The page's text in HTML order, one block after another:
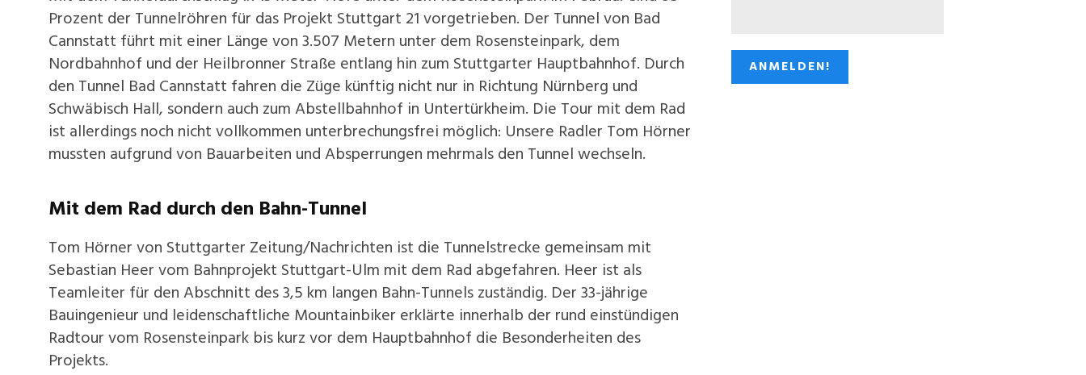
Prozent der Tunnelröhren für das Projekt Stuttgart 21 vorgetrieben. Der Tunnel von Bad
Cannstatt führt mit einer Länge von 3.507 Metern unter dem Rosensteinpark, dem
Nordbahnhof und der Heilbronner Straße entlang hin zum Stuttgarter Hauptbahnhof. Durch
den Tunnel Bad Cannstatt fahren die Züge künftig nicht nur in Richtung Nürnberg und
Schwäbisch Hall, sondern auch zum Abstellbahnhof in Untertürkheim. Die Tour mit dem Rad
ist allerdings noch nicht vollkommen unterbrechungsfrei möglich: Unsere Radler Tom Hörner
mussten aufgrund von Bauarbeiten und Absperrungen mehrmals den Tunnel wechseln.
Mit dem Rad durch den Bahn-Tunnel
Tom Hörner von Stuttgarter Zeitung/Nachrichten ist die Tunnelstrecke gemeinsam mit
Sebastian Heer vom Bahnprojekt Stuttgart-Ulm mit dem Rad abgefahren. Heer ist als
Teamleiter für den Abschnitt des 3,5 km langen Bahn-Tunnels zuständig. Der 33-jährige
Bauingenieur und leidenschaftliche Mountainbiker erklärte innerhalb der rund einstündigen
Radtour vom Rosensteinpark bis kurz vor dem Hauptbahnhof die Besonderheiten des
Projekts.